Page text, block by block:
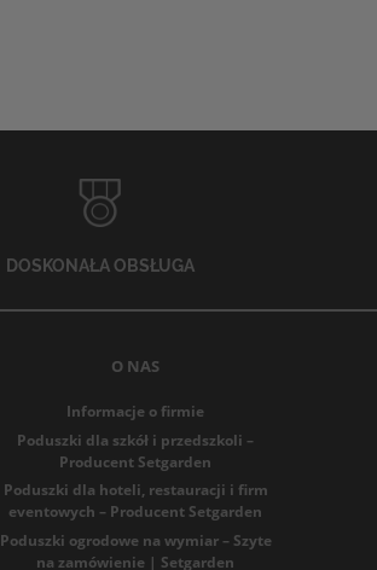
DOSKONAŁA OBSŁUGA
O NAS
Informacje o firmie
Poduszki dla szkół i przedszkoli –
Producent Setgarden
Poduszki dla hoteli, restauracji i firm
eventowych – Producent Setgarden
Poduszki ogrodowe na wymiar – Szyte
na zamówienie | Setgarden